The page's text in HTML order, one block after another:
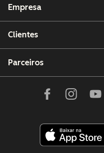
Empresa
Clientes
Parceiros